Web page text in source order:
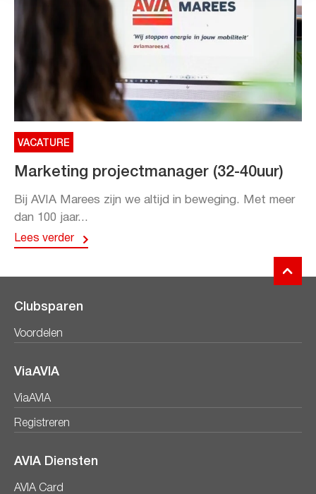
VACATURE
Marketing projectmanager (32-40uur)
Bij AVIA Marees zijn we altijd in beweging. Met meer
dan 100 jaar...
Lees verder
Clubsparen
Voordelen
ViaAVIA
ViaAVIA
Registreren
AVIA Diensten
AVIA Card